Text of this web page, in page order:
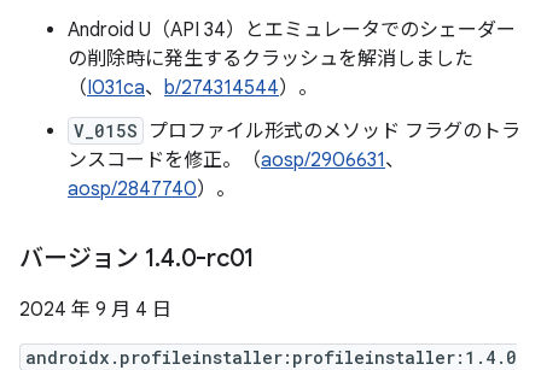
Android U（API 34）とエミュレータでのシェーダー
の削除時に発生するクラッシュを解消しました
（I031ca、 b/274314544）。
V_015S
プロファイル形式のメソッド フラグのトラ
ンスコードを修正。（aosp/2906631、
aosp/2847740）。
バージョン 1.4.0-rc01
2024 年 9 月 4 日
androidx.profileinstaller:profileinstaller:1.4.0